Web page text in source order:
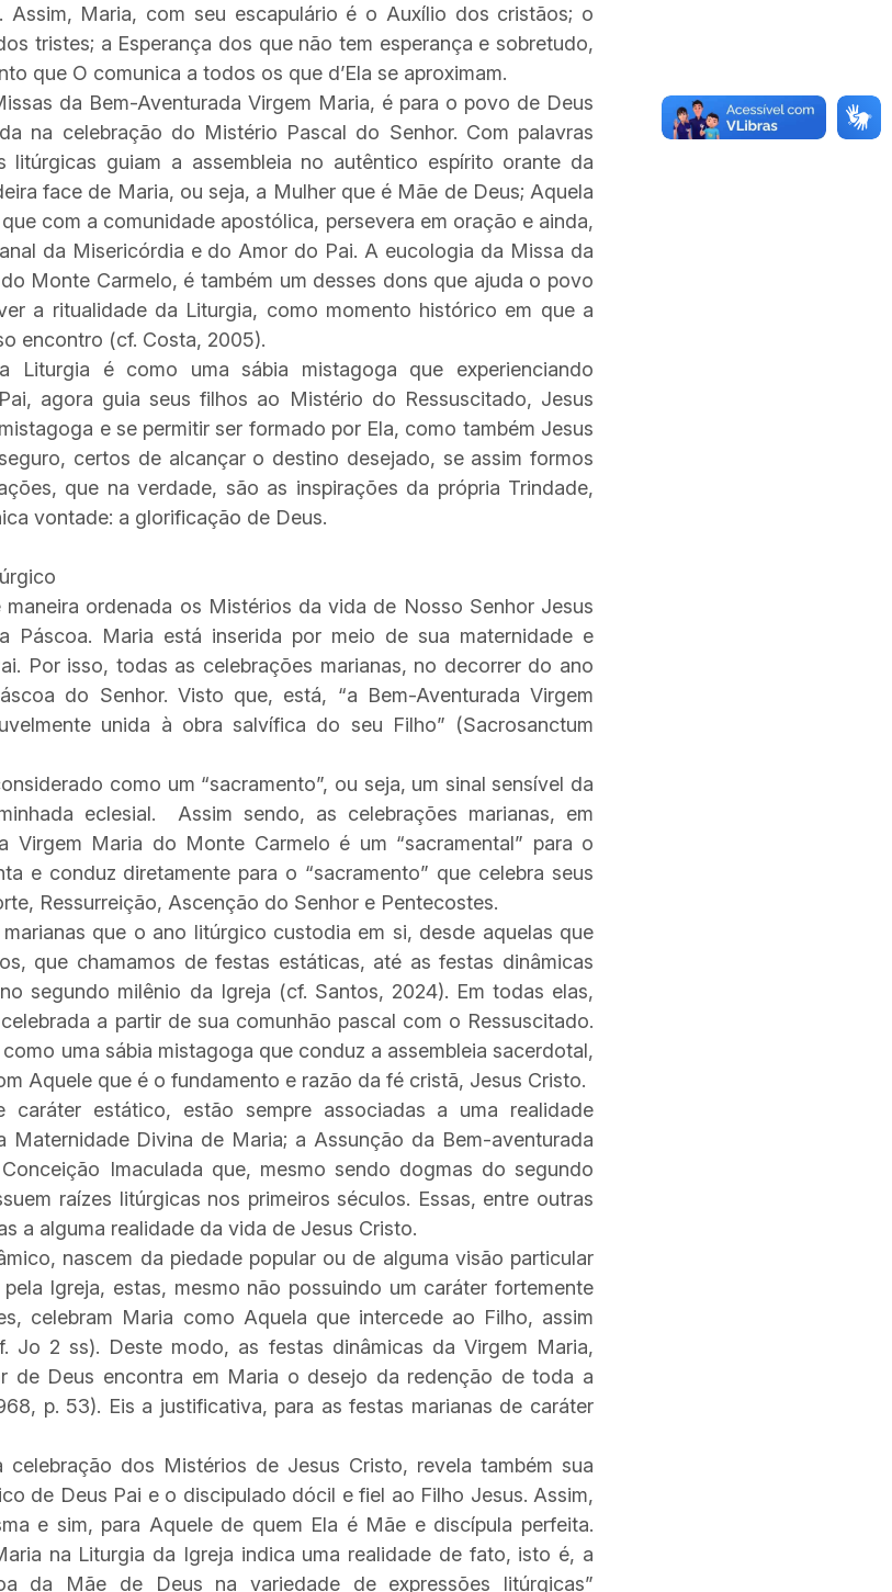
Assim, Maria, com seu escapulário é o Auxílio dos cristãos; o
tristes; a Esperança dos que não tem esperança e sobretudo,
que O comunica a todos os que d’Ela se aproximam.
da Bem-Aventurada Virgem Maria, é para o povo de Deus
na celebração do Mistério Pascal do Senhor. Com palavras
litúrgicas guiam a assembleia no autêntico espírito orante da
face de Maria, ou seja, a Mulher que é Mãe de Deus; Aquela
com a comunidade apostólica, persevera em oração e ainda,
da Misericórdia e do Amor do Pai. A eucologia da Missa da
Monte Carmelo, é também um desses dons que ajuda o povo
a ritualidade da Liturgia, como momento histórico em que a
encontro (cf. Costa, 2005).
Liturgia é como uma sábia mistagoga que experienciando
agora guia seus filhos ao Mistério do Ressuscitado, Jesus
e se permitir ser formado por Ela, como também Jesus
certos de alcançar o destino desejado, se assim formos
que na verdade, são as inspirações da própria Trindade,
vontade: a glorificação de Deus.
ordenada os Mistérios da vida de Nosso Senhor Jesus
Páscoa. Maria está inserida por meio de sua maternidade e
Por isso, todas as celebrações marianas, no decorrer do ano
do Senhor. Visto que, está, “a Bem-Aventurada Virgem
unida à obra salvífica do seu Filho” (Sacrosanctum
como um “sacramento”, ou seja, um sinal sensível da
eclesial. Assim sendo, as celebrações marianas, em
Virgem Maria do Monte Carmelo é um “sacramental” para o
e conduz diretamente para o “sacramento” que celebra seus
Ressurreição, Ascenção do Senhor e Pentecostes.
que o ano litúrgico custodia em si, desde aquelas que
que chamamos de festas estáticas, até as festas dinâmicas
segundo milênio da Igreja (cf. Santos, 2024). Em todas elas,
a partir de sua comunhão pascal com o Ressuscitado.
uma sábia mistagoga que conduz a assembleia sacerdotal,
Aquele que é o fundamento e razão da fé cristã, Jesus Cristo.
estático, estão sempre associadas a uma realidade
Divina de Maria; a Assunção da Bem-aventurada
Imaculada que, mesmo sendo dogmas do segundo
raízes litúrgicas nos primeiros séculos. Essas, entre outras
a alguma realidade da vida de Jesus Cristo.
nascem da piedade popular ou de alguma visão particular
Igreja, estas, mesmo não possuindo um caráter fortemente
celebram Maria como Aquela que intercede ao Filho, assim
Jo 2 ss). Deste modo, as festas dinâmicas da Virgem Maria,
de Deus encontra em Maria o desejo da redenção de toda a
p. 53). Eis a justificativa, para as festas marianas de caráter
dos Mistérios de Jesus Cristo, revela também sua
de Deus Pai e o discipulado dócil e fiel ao Filho Jesus. Assim,
e sim, para Aquele de quem Ela é Mãe e discípula perfeita.
na Liturgia da Igreja indica uma realidade de fato, isto é, a
da Mãe de Deus na variedade de expressões litúrgicas”